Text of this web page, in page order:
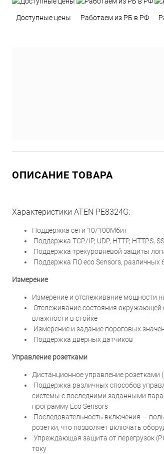
Доступные цены Работаем из РБ в РФ
ОПИСАНИЕ ТОВАРА
Характеристики ATEN PE8324G:
Поддержка сети 10/100Мбит
Поддержка TCP/IP, UDP, HTTP, HTTPS,
Поддержка трехуровневой защиты
Поддержка ПО eco Sensors, различных
Измерение
Измерение и отслеживание мощности
Отслеживание состояния
влажности в стойке
Измерение и задание пороговых
Поддержка дверных датчиков
Управление розетками
Дистанционное управление
Поддержка различных способов
системы с последними заданными
программу Eco Sensors
Последовательность включения —
розетки, что позволяет включать
Упреждающая защита от перегрузок
току